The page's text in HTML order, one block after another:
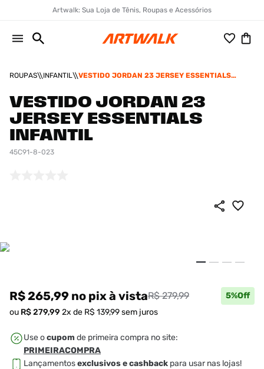
Artwalk: Sua Loja de Tênis, Roupas e Acessórios
ROUPAS INFANTIL
VESTIDO JORDAN 23 JERSEY ESSENTIALS
VESTIDO JORDAN 23
JERSEY ESSENTIALS
INFANTIL
45C91-8-023
R$ 265,99 no pixà vistaR$ 279,99 5%Off
ou R$279,99 2x de R$ 139,99sem juros
Use ocupom de primeira compra no site:
PRIMEIRACOMPRA
Lançamentosexclusivos e cashback para usar nas lojas!